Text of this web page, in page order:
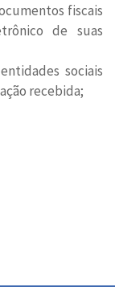
fiscais
de suas
sociais
recebida;